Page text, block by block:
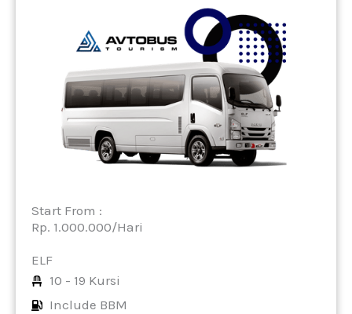
Start From :
Rp. 1.000.000/Hari
ELF
10 - 19 Kursi
Include BBM